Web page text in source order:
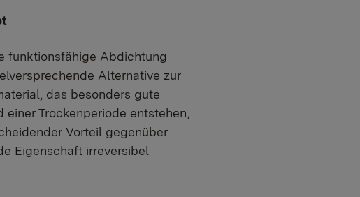
funktionsfähige Abdichtung
Alternative zur
das besonders gute
Trockenperiode entstehen,
Vorteil gegenüber
Eigenschaft irreversibel